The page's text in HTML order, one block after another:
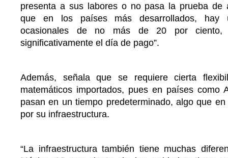
presenta a sus labores o no pasa la prueba de
que en los países más desarrollados, hay
ocasionales de no más de 20 por
significativamente el día de pago”.
Además, señala que se requiere cierta
matemáticos importados, pues en países como
pasan en un tiempo predeterminado, algo que
por su infraestructura.
“La infraestructura también tiene muchas